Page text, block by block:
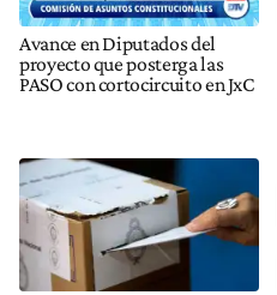
Avance en Diputados del
proyecto que posterga las
PASO con cortocircuito en JxC